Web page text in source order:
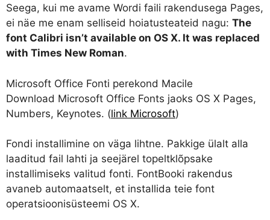
Seega, kui me avame Wordi faili rakendusega Pages,
ei näe me enam selliseid hoiatusteateid nagu: The
font Calibri isn’t available on OS X. It was replaced
with Times New Roman.
Microsoft Office Fonti perekond Macile
Download Microsoft Office Fonts jaoks OS X Pages,
Numbers, Keynotes. (link Microsoft)
Fondi installimine on väga lihtne. Pakkige ülalt alla
laaditud fail lahti ja seejärel topeltklõpsake
installimiseks valitud fonti. FontBooki rakendus
avaneb automaatselt, et installida teie font
operatsioonisüsteemi OS X.